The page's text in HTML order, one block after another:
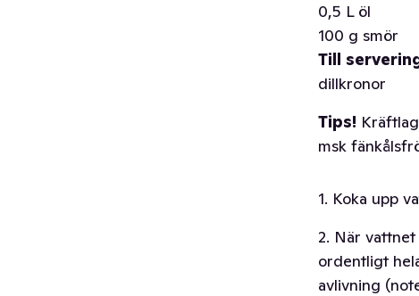
0,5 L öl
100 g smör
Till
dillkronor
Tips!
msk
1. Koka upp
2. När
ordentligt
avlivning